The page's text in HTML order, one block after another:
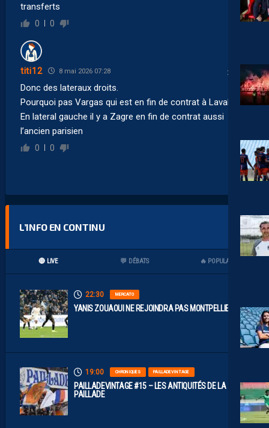
transferts
0 0
titi12 8 mai 2026 07:28
Donc des lateraux droits.
Pourquoi pas Vargas qui est en fin de contrat à Laval ?
En lateral gauche il y a Zagre en fin de contrat aussi
l’ancien parisien
0 0
L’INFO EN CONTINU
🔴 LIVE 💬 DÉBATS 🔥 POPULAIRES
22:30 MERCATO
YANIS ZOUAOUI NE REJOINDRA PAS MONTPELLIER…
19:00 CHRONIQUES PAILLADEVINTAGE
PAILLADEVINTAGE #15 – LES ANTIQUITÉS DE LA
PAILLADE